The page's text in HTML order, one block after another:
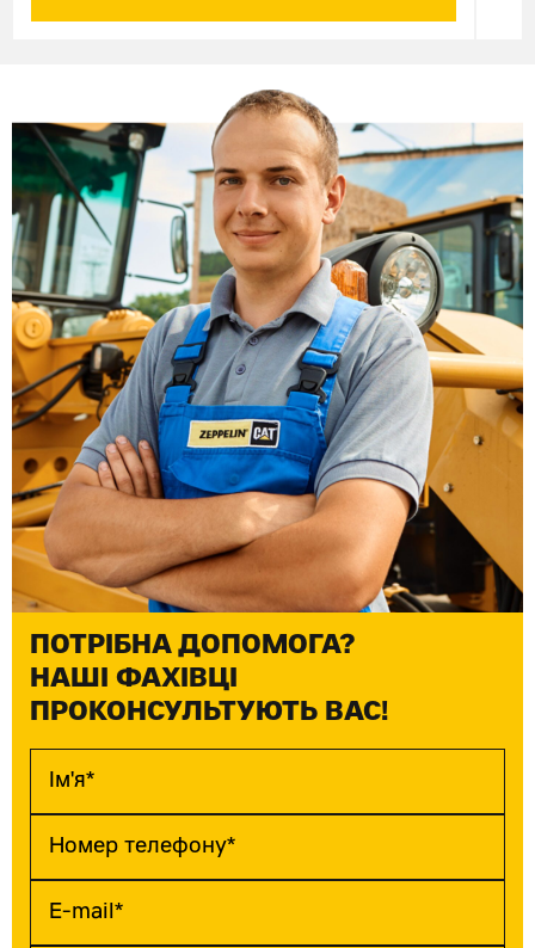
ПОТРІБНА ДОПОМОГА?
НАШІ ФАХІВЦІ
ПРОКОНСУЛЬТУЮТЬ ВАС!